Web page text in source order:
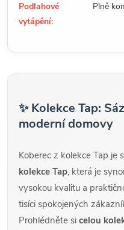
Podlahové
vytápění:
Plně
✨ Kolekce Tap:
moderní domovy
Koberec z kolekce Tap je
kolekce Tap, která je
vysokou kvalitu a
tisíci spokojených
Prohlédněte si celou